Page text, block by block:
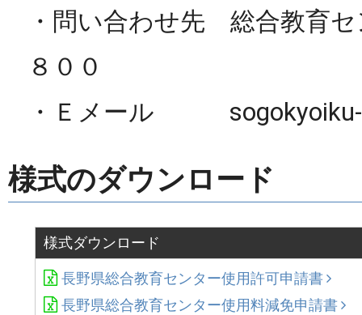
・問い合わせ先 総合教育
８００
・Ｅメール sogokyoiku-
様式のダウンロード
様式ダウンロード
長野県総合教育センター使用許可申請書
長野県総合教育センター使用料減免申請書